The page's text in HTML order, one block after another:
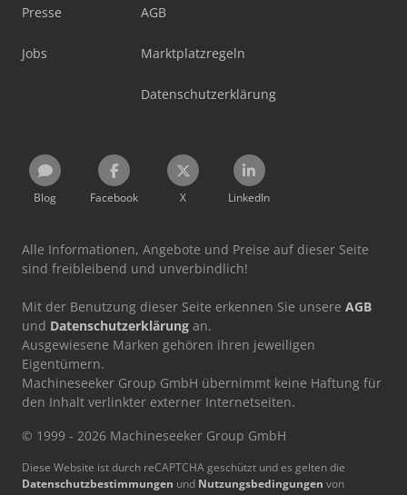
Presse
Jobs
AGB
Marktplatzregeln
Datenschutzerklärung
Blog Facebook X LinkedIn
Alle Informationen, Angebote und Preise auf dieser Seite
sind freibleibend und unverbindlich!
Mit der Benutzung dieser Seite erkennen Sie unsere AGB
und Datenschutzerklärung an.
Ausgewiesene Marken gehören ihren jeweiligen
Eigentümern.
Machineseeker Group GmbH übernimmt keine Haftung für
den Inhalt verlinkter externer Internetseiten.
© 1999 - 2026 Machineseeker Group GmbH
Diese Website ist durch reCAPTCHA geschützt und es gelten die
Datenschutzbestimmungen und Nutzungsbedingungen von